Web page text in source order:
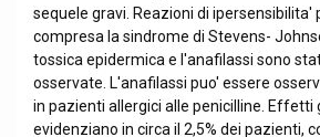
sequele gravi. Reazioni di ipersensibilita'
compresa la sindrome di Stevens-
tossica epidermica e l'anafilassi sono
osservate. L'anafilassi puo' essere
in pazienti allergici alle penicilline. Effetti
evidenziano in circa il 2,5% dei pazienti,